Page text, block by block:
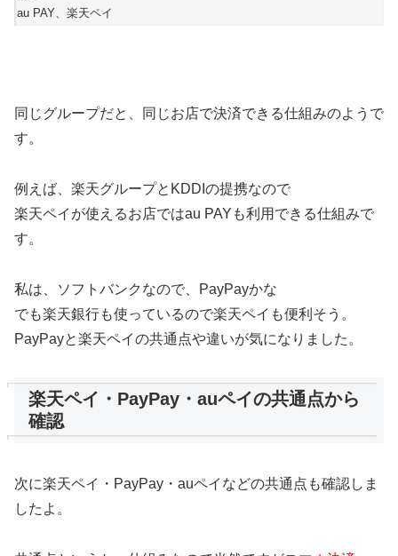
au PAY、楽天ペイ
同じグループだと、同じお店で決済できる仕組みのようで
す。
例えば、楽天グループとKDDIの提携なので
楽天ペイが使えるお店ではau PAYも利用できる仕組みで
す。
私は、ソフトバンクなので、PayPayかな
でも楽天銀行も使っているので楽天ペイも便利そう。
PayPayと楽天ペイの共通点や違いが気になりました。
楽天ペイ・PayPay・auペイの共通点から
確認
次に楽天ペイ・PayPay・auペイなどの共通点も確認しま
したよ。